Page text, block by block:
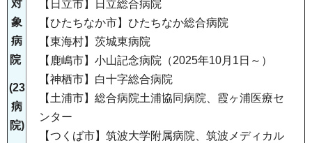
対
象
病
院
(23
病
院)
【日立市】日立総合病院
【ひたちなか市】ひたちなか総合病院
【東海村】茨城東病院
【鹿嶋市】小山記念病院（2025年10月1日～）
【神栖市】白十字総合病院
【土浦市】総合病院土浦協同病院、霞ヶ浦医療セ
ンター
【つくば市】筑波大学附属病院、筑波メディカル